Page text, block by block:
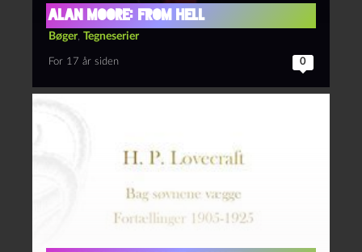
Alan Moore: From Hell
Bøger, Tegneserier
For 17 år siden 0